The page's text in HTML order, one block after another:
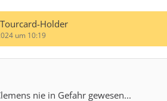
Holder
um 10:19
nie in Gefahr gewesen...